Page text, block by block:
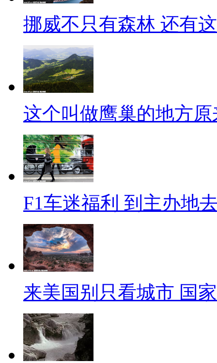
挪威不只有森林 还有
这个叫做鹰巢的地方
F1车迷福利 到主办地
来美国别只看城市 国